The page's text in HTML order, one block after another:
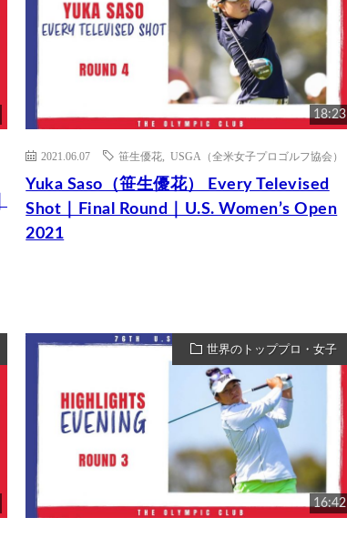
18:23
2021.06.07 笹生優花 ,USGA（全米女子プロゴルフ協会）
Yuka Saso（笹生優花） Every Televised
Shot｜Final Round｜U.S. Women’s Open
2021
世界のトッププロ・女子
16:42